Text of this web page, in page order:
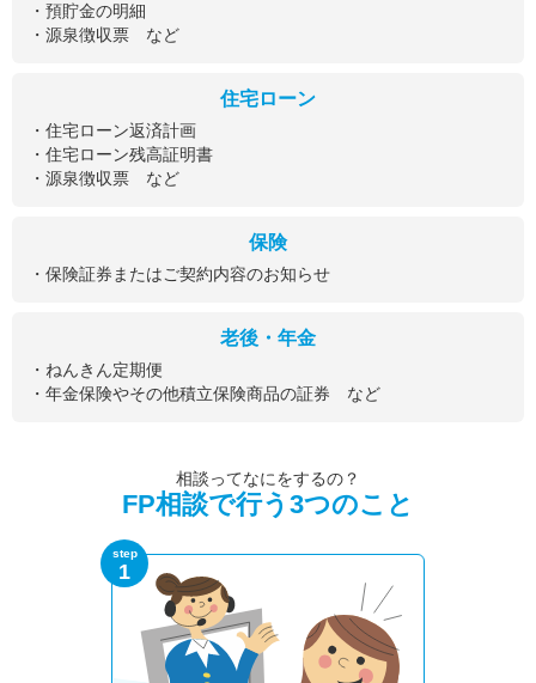
・預貯金の明細
・源泉徴収票 など
住宅ローン
・住宅ローン返済計画
・住宅ローン残高証明書
・源泉徴収票 など
保険
・保険証券またはご契約内容のお知らせ
老後・年金
・ねんきん定期便
・年金保険やその他積立保険商品の証券 など
相談ってなにをするの？
FP相談で行う3つのこと
step
1